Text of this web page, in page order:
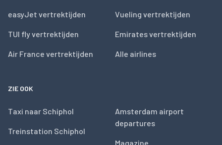
easyJet vertrektijden
TUI fly vertrektijden
Air France vertrektijden
Vueling vertrektijden
Emirates vertrektijden
Alle airlines
ZIE OOK
Taxi naar Schiphol
Treinstation Schiphol
Amsterdam airport
departures
Magazine